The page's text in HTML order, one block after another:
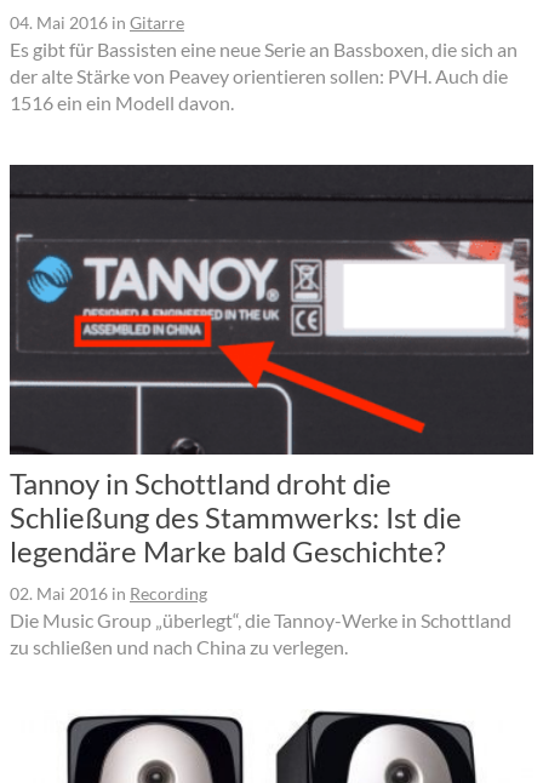
04. Mai 2016 in Gitarre
Es gibt für Bassisten eine neue Serie an Bassboxen, die sich an
der alte Stärke von Peavey orientieren sollen: PVH. Auch die
1516 ein ein Modell davon.
Tannoy in Schottland droht die
Schließung des Stammwerks: Ist die
legendäre Marke bald Geschichte?
02. Mai 2016 in Recording
Die Music Group „überlegt“, die Tannoy-Werke in Schottland
zu schließen und nach China zu verlegen.